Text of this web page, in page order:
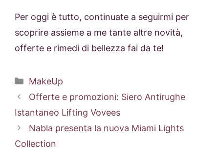
Per oggi è tutto, continuate a seguirmi per
scoprire assieme a me tante altre novità,
offerte e rimedi di bellezza fai da te!
Categorie
MakeUp
Offerte e promozioni: Siero Antirughe
Istantaneo Lifting Vovees
Nabla presenta la nuova Miami Lights
Collection